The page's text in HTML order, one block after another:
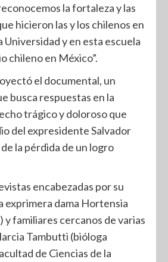
la fortaleza y las
hicieron las y los chilenos en
Universidad y en esta escuela
chileno en México”.
el documental, un
busca respuestas en la
trágico y doloroso que
del expresidente Salvador
la pérdida de un logro
encabezadas por su
exprimera dama Hortensia
y familiares cercanos de varias
Tambutti (bióloga
de Ciencias de la